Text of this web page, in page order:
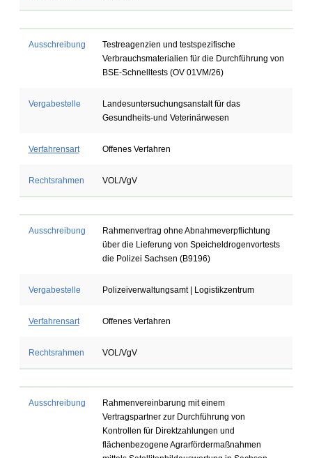
Ausschreibung
Testreagenzien und testspezifische
Verbrauchsmaterialien für die Durchführung von
BSE-Schnelltests (OV 01VM/26)
Vergabestelle
Landesuntersuchungsanstalt für das
Gesundheits-und Veterinärwesen
Verfahrensart Offenes Verfahren
Rechtsrahmen VOL/VgV
Ausschreibung
Rahmenvertrag ohne Abnahmeverpflichtung
über die Lieferung von Speicheldrogenvortests
die Polizei Sachsen (B9196)
Vergabestelle Polizeiverwaltungsamt | Logistikzentrum
Verfahrensart Offenes Verfahren
Rechtsrahmen VOL/VgV
Ausschreibung
Rahmenvereinbarung mit einem
Vertragspartner zur Durchführung von
Kontrollen für Direktzahlungen und
flächenbezogene Agrarfördermaßnahmen